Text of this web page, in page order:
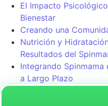
El Impacto
Bienestar
Creando una
Nutrición y
Resultados del
Integrando Spinmama
a Largo Plazo